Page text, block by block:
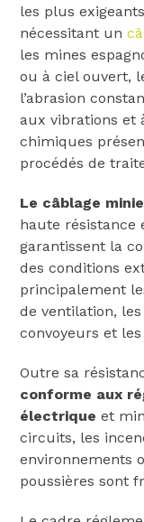
les plus
nécessitant un
les mines
ou à ciel ouvert,
l’abrasion
aux vibrations et
chimiques
procédés de
Le câblage minie
haute résistance
garantissent la
des conditions
principalement
de ventilation,
convoyeurs et
Outre sa
conforme aux
électrique et
circuits, les
environnements
poussières sont